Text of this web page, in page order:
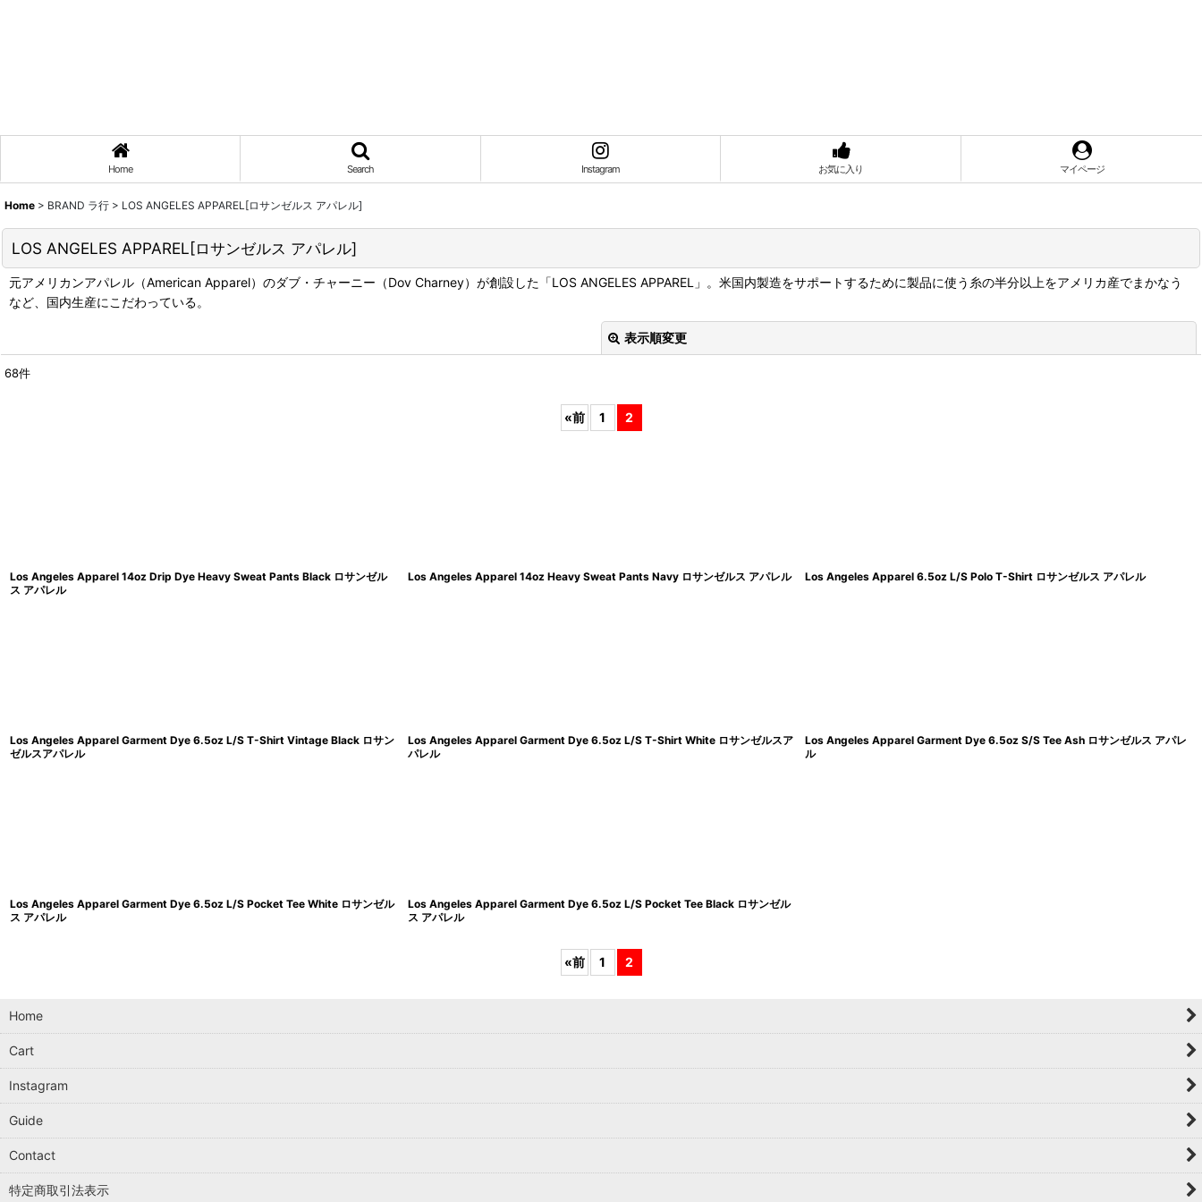
Home Search Instagram お気に入り マイページ
Home > BRAND ラ行 > LOS ANGELES APPAREL[ロサンゼルス アパレル]
LOS ANGELES APPAREL[ロサンゼルス アパレル]
元アメリカンアパレル（American Apparel）のダブ・チャーニー（Dov Charney）が創設した「LOS ANGELES APPAREL」。米国内製造をサポートするために製品に使う糸の半分以上をアメリカ産でまかなう
など、国内生産にこだわっている。
表示順変更
68件
«前 1 2
Los Angeles Apparel 14oz Drip Dye Heavy Sweat Pants Black ロサンゼル
ス アパレル
Los Angeles Apparel 14oz Heavy Sweat Pants Navy ロサンゼルス アパレル Los Angeles Apparel 6.5oz L/S Polo T-Shirt ロサンゼルス アパレル
Los Angeles Apparel Garment Dye 6.5oz L/S T-Shirt Vintage Black ロサン
ゼルスアパレル
Los Angeles Apparel Garment Dye 6.5oz L/S T-Shirt White ロサンゼルスア
パレル
Los Angeles Apparel Garment Dye 6.5oz S/S Tee Ash ロサンゼルス アパレ
ル
Los Angeles Apparel Garment Dye 6.5oz L/S Pocket Tee White ロサンゼル
ス アパレル
Los Angeles Apparel Garment Dye 6.5oz L/S Pocket Tee Black ロサンゼル
ス アパレル
«前 1 2
Home
Cart
Instagram
Guide
Contact
特定商取引法表示